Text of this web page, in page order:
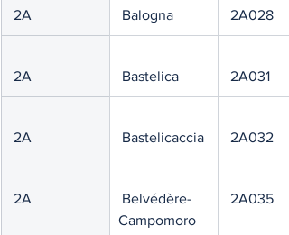
2A Balogna 2A028
2A Bastelica 2A031
2A Bastelicaccia 2A032
2A
Campomoro
2A035